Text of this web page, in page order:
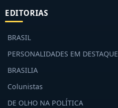
EDITORIAS
BRASIL
PERSONALIDADES EM DESTAQUE
BRASILIA
Colunistas
DE OLHO NA POLÍTICA